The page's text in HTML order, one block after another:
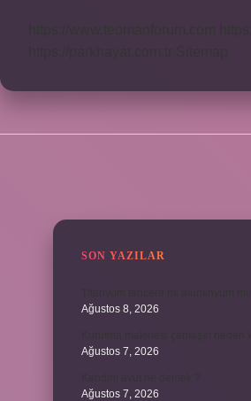
SON YAZILAR
Ağustos 8, 2026
Ağustos 7, 2026
Ağustos 7, 2026